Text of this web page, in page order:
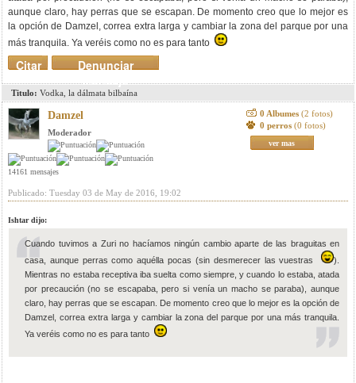
aunque claro, hay perras que se escapan. De momento creo que lo mejor es
la opción de Damzel, correa extra larga y cambiar la zona del parque por una
más tranquila. Ya veréis como no es para tanto
Denunciar
mensaje
Citar
Titulo: Vodka, la dálmata bilbaína
Damzel
Moderador
14161 mensajes
0 Albumes (2 fotos)
0 perros (0 fotos)
ver mas
Publicado: Tuesday 03 de May de 2016, 19:02
Ishtar dijo:
Cuando tuvimos a Zuri no hacíamos ningún cambio aparte de las braguitas en
casa, aunque perras como aquélla pocas (sin desmerecer las vuestras
).
Mientras no estaba receptiva iba suelta como siempre, y cuando lo estaba, atada
por precaución (no se escapaba, pero si venía un macho se paraba), aunque
claro, hay perras que se escapan. De momento creo que lo mejor es la opción de
Damzel, correa extra larga y cambiar la zona del parque por una más tranquila.
Ya veréis como no es para tanto